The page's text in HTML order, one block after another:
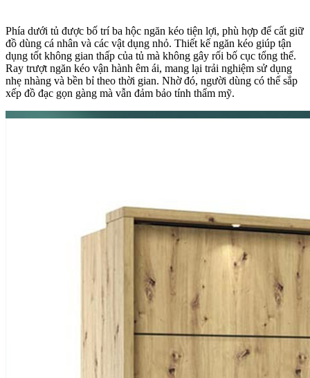
Phía dưới tủ được bố trí ba hộc ngăn kéo tiện lợi, phù hợp để cất giữ
đồ dùng cá nhân và các vật dụng nhỏ. Thiết kế ngăn kéo giúp tận
dụng tốt không gian thấp của tủ mà không gây rối bố cục tổng thể.
Ray trượt ngăn kéo vận hành êm ái, mang lại trải nghiệm sử dụng
nhẹ nhàng và bền bỉ theo thời gian. Nhờ đó, người dùng có thể sắp
xếp đồ đạc gọn gàng mà vẫn đảm bảo tính thẩm mỹ.